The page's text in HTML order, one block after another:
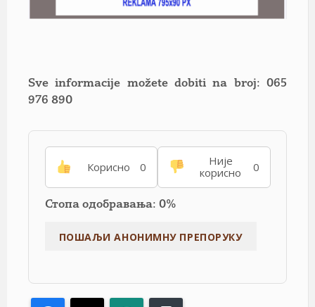
Sve informacije možete dobiti na broj: 065
976 890
Корисно 0
Није
корисно
0
Стопа одобравања: 0%